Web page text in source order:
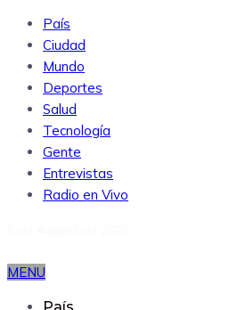
País
Ciudad
Mundo
Deportes
Salud
Tecnología
Gente
Entrevistas
Radio en Vivo
MENU